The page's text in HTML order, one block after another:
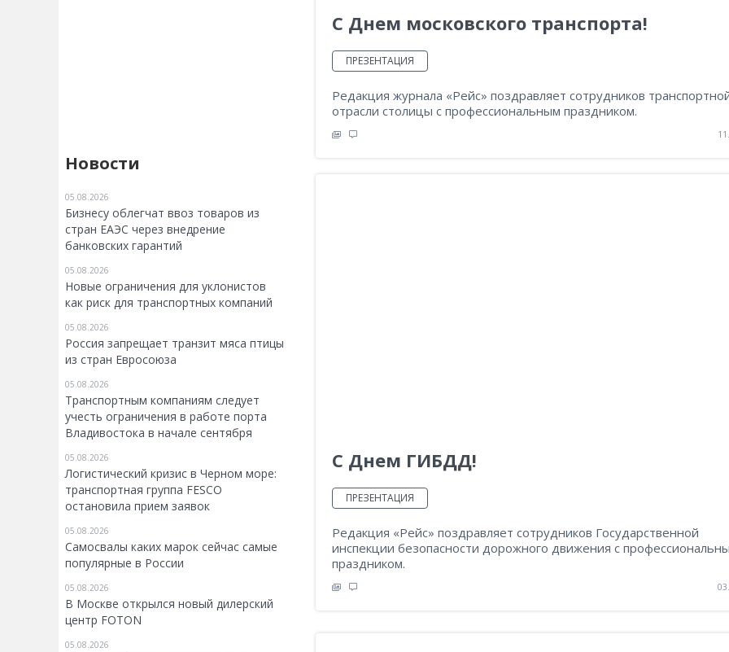
Новости
05.08.2026
Бизнесу облегчат ввоз товаров из
стран ЕАЭС через внедрение
банковских гарантий
05.08.2026
Новые ограничения для уклонистов
как риск для транспортных компаний
05.08.2026
Россия запрещает транзит мяса птицы
из стран Евросоюза
05.08.2026
Транспортным компаниям следует
учесть ограничения в работе порта
Владивостока в начале сентября
05.08.2026
Логистический кризис в Черном море:
транспортная группа FESCO
остановила прием заявок
05.08.2026
Самосвалы каких марок сейчас самые
популярные в России
05.08.2026
В Москве открылся новый дилерский
центр FOTON
05.08.2026
С Днем московского транспорта!
ПРЕЗЕНТАЦИЯ
Редакция журнала «Рейс» поздравляет сотрудников
отрасли столицы с профессиональным праздником.
С Днем ГИБДД!
ПРЕЗЕНТАЦИЯ
Редакция «Рейс» поздравляет сотрудников Государственной
инспекции безопасности дорожного движения с
праздником.